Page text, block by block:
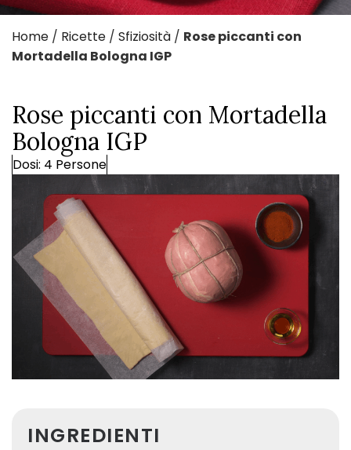
Home / Ricette / Sfiziosità / Rose piccanti con
Mortadella Bologna IGP
Rose piccanti con Mortadella
Bologna IGP
Dosi: 4 Persone
INGREDIENTI